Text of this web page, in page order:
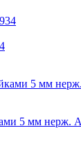
5 мм нерж.